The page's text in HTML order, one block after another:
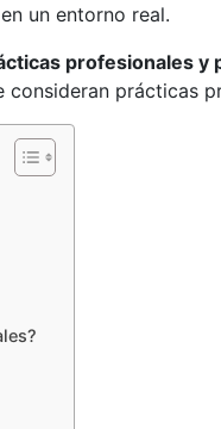
un entorno real.
profesionales y
consideran prácticas